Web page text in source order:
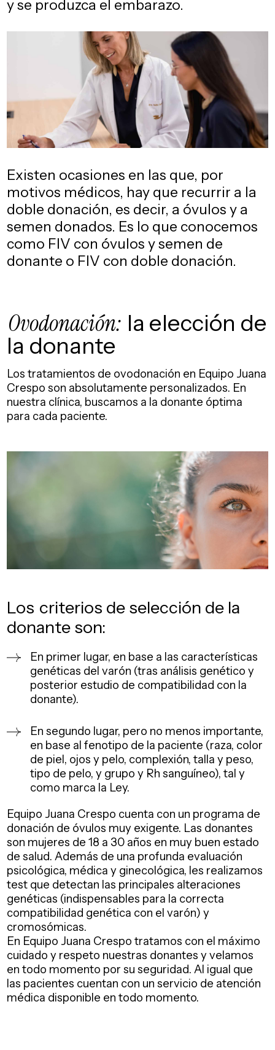
y se produzca el embarazo.
Existen ocasiones en las que, por
motivos médicos, hay que recurrir a la
doble donación, es decir, a óvulos y a
semen donados. Es lo que conocemos
como FIV con óvulos y semen de
donante o FIV con doble donación.
Ovodonación: la elección de
la donante
Los tratamientos de ovodonación en Equipo Juana
Crespo son absolutamente personalizados. En
nuestra clínica, buscamos a la donante óptima
para cada paciente.
Los criterios de selección de la
donante son:
En primer lugar, en base a las características
genéticas del varón (tras análisis genético y
posterior estudio de compatibilidad con la
donante).
En segundo lugar, pero no menos importante,
en base al fenotipo de la paciente (raza, color
de piel, ojos y pelo, complexión, talla y peso,
tipo de pelo, y grupo y Rh sanguíneo), tal y
como marca la Ley.
Equipo Juana Crespo cuenta con un programa de
donación de óvulos muy exigente. Las donantes
son mujeres de 18 a 30 años en muy buen estado
de salud. Además de una profunda evaluación
psicológica, médica y ginecológica, les realizamos
test que detectan las principales alteraciones
genéticas (indispensables para la correcta
compatibilidad genética con el varón) y
cromosómicas.
En Equipo Juana Crespo tratamos con el máximo
cuidado y respeto nuestras donantes y velamos
en todo momento por su seguridad. Al igual que
las pacientes cuentan con un servicio de atención
médica disponible en todo momento.